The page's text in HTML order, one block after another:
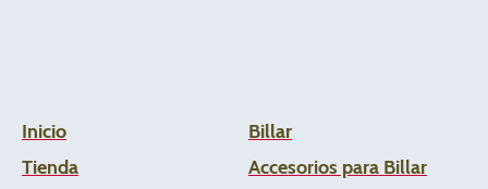
Inicio
Tienda
Billar
Accesorios para Billar